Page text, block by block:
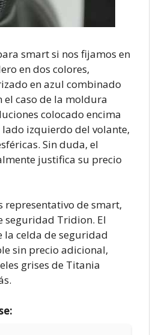
smart si nos fijamos en
en dos colores,
en azul combinado
el caso de la moldura
colocado encima
izquierdo del volante,
Sin duda, el
justifica su precio
representativo de smart,
seguridad Tridion. El
celda de seguridad
sin precio adicional,
grises de Titania